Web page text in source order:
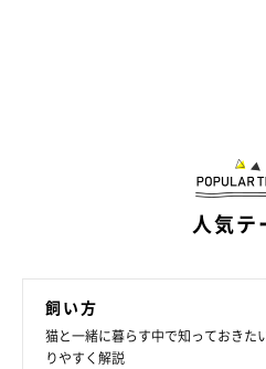
人気テ
飼い方
猫と一緒に暮らす中で知っておきた
りやすく解説